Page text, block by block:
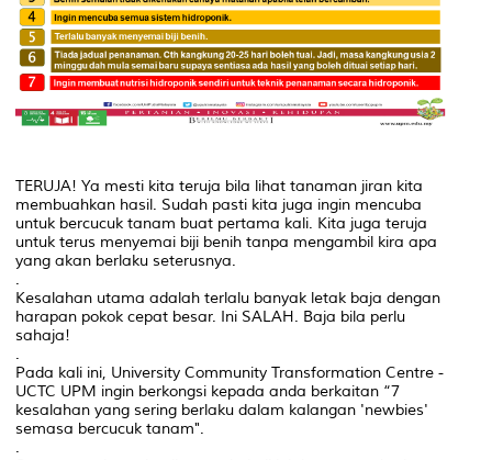
TERUJA! Ya mesti kita teruja bila lihat tanaman jiran kita
membuahkan hasil. Sudah pasti kita juga ingin mencuba
untuk bercucuk tanam buat pertama kali. Kita juga teruja
untuk terus menyemai biji benih tanpa mengambil kira apa
yang akan berlaku seterusnya.
.
Kesalahan utama adalah terlalu banyak letak baja dengan
harapan pokok cepat besar. Ini SALAH. Baja bila perlu
sahaja!
.
Pada kali ini, University Community Transformation Centre -
UCTC UPM ingin berkongsi kepada anda berkaitan “7
kesalahan yang sering berlaku dalam kalangan 'newbies'
semasa bercucuk tanam".
.